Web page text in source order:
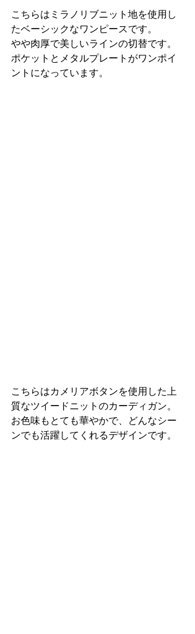
こちらはミラノリブニット地を使用し
たベーシックなワンピースです。
やや肉厚で美しいラインの切替です。
ポケットとメタルプレートがワンポイ
ントになっています。
こちらはカメリアボタンを使用した上
質なツイードニットのカーディガン。
お色味もとても華やかで、どんなシー
ンでも活躍してくれるデザインです。